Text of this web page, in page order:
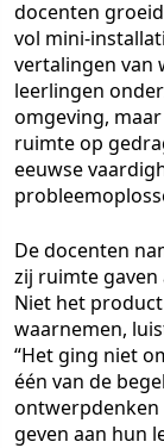
docenten
vol mini-
vertalingen van
leerlingen
omgeving,
ruimte op
eeuwse
De docenten
zij ruimte
Niet het
waarnemen,
“Het ging niet
één van de
ontwerpdenken
geven aan hun